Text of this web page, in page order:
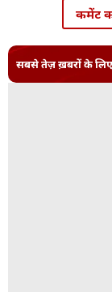
कमेंट
सबसे तेज़ ख़बरों के